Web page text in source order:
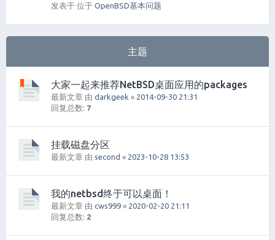
发表于 位于 OpenBSD基本问题
主题
大家一起来推荐NetBSD桌面应用的packages
最新文章 由 darkgeek « 2014-09-30 21:31
回复总数: 7
挂载磁盘分区
最新文章 由 second « 2023-10-28 13:53
我的netbsd终于可以桌面！
最新文章 由 cws999 « 2020-02-20 21:11
回复总数: 2